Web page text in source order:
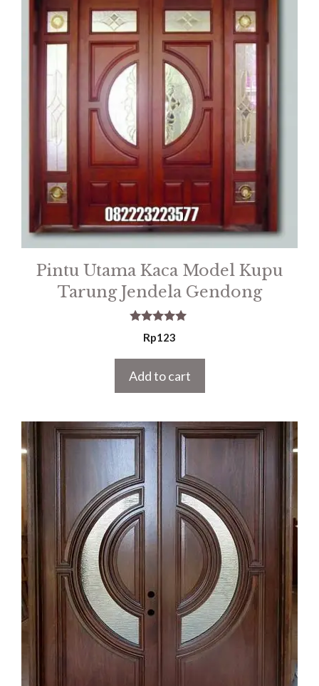
Pintu Utama Kaca Model Kupu
Tarung Jendela Gendong
5.00
out of 5
Rp123
Add to cart